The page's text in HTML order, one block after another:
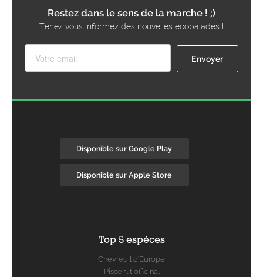
Restez dans le sens de la marche ! ;)
Tenez vous informez des nouvelles ecobalades !
Disponible sur Google Play
Disponible sur Apple Store
Top 5 espèces
Chevreuil d'Europe
Pissenlit officinal